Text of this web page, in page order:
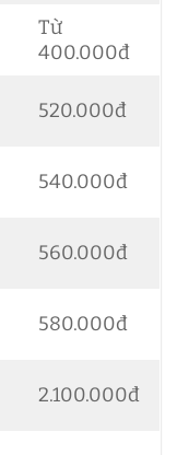
Từ
400.000đ
520.000đ
540.000đ
560.000đ
580.000đ
2.100.000đ